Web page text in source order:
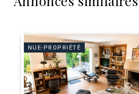
NUE-PROPRIÉTÉ